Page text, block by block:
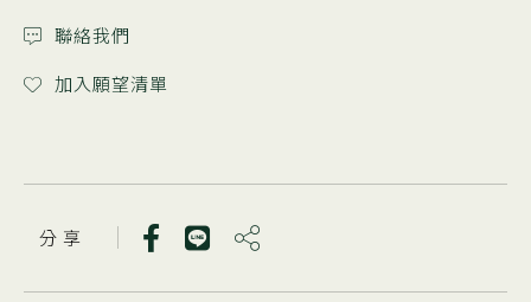
聯絡我們
加入願望清單
分 享